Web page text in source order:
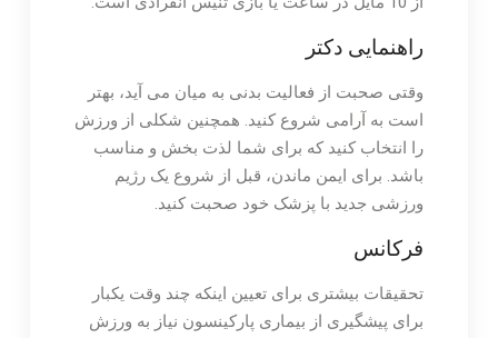
راهنمایی دکتر
وقتی صحبت از فعالیت بدنی به میان می آید، بهتر
است به آرامی شروع کنید. همچنین شکلی از ورزش
را انتخاب کنید که برای شما لذت بخش و مناسب
باشد. برای ایمن ماندن، قبل از شروع یک رژیم
ورزشی جدید با پزشک خود صحبت کنید.
فرکانس
تحقیقات بیشتری برای تعیین اینکه چند وقت یکبار
برای پیشگیری از بیماری پارکینسون نیاز به ورزش